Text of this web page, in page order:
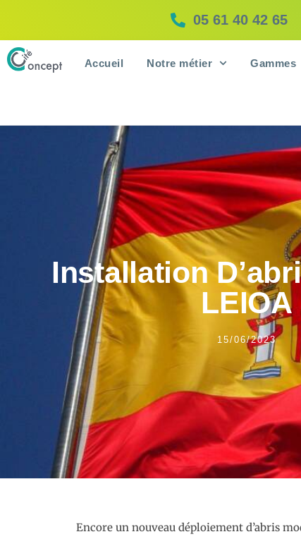
05 61 40 42 65
Accueil Notre métier Gammes
Installation
LEIOA
15/06/2023
Encore un nouveau déploiement d’abris